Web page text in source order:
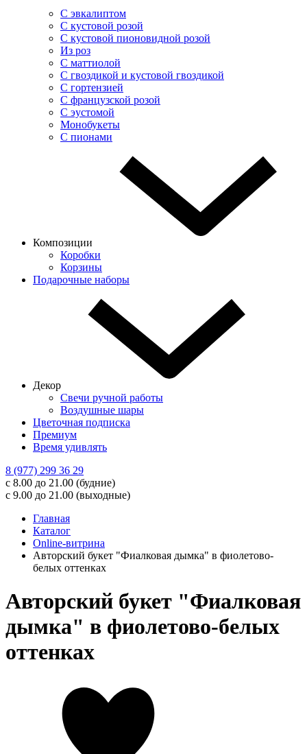
С эвкалиптом
С кустовой розой
С кустовой пионовидной розой
Из роз
С маттиолой
С гвоздикой и кустовой гвоздикой
С гортензией
С французской розой
С эустомой
Монобукеты
С пионами
Композиции
Коробки
Корзины
Подарочные наборы
Декор
Свечи ручной работы
Воздушные шары
Цветочная подписка
Премиум
Время удивлять
8 (977) 299 36 29
с 8.00 до 21.00 (будние)
с 9.00 до 21.00 (выходные)
Главная
Каталог
Online-витрина
Авторский букет "Фиалковая дымка" в фиолетово-
белых оттенках
Авторский букет "Фиалковая
дымка" в фиолетово-белых
оттенках